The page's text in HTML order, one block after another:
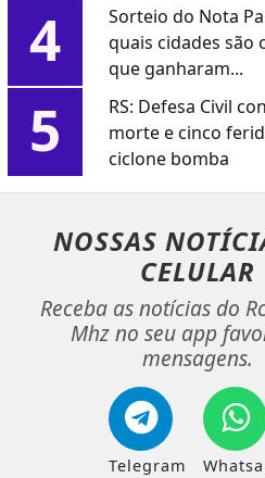
4
Sorteio do Nota
quais cidades são
que ganharam...
5
RS: Defesa Civil
morte e cinco
ciclone bomba
NOSSAS
CELULAR
Receba as notícias do
Mhz no seu app
mensagens.
Telegram